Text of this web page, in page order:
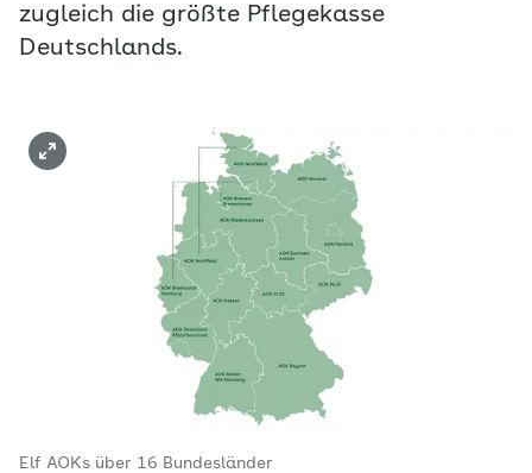
zugleich die größte Pflegekasse
Deutschlands.
Elf AOKs über 16 Bundesländer